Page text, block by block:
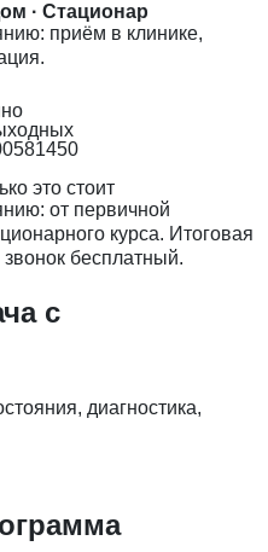
· Стационар
приём в клинике,
это стоит
от первичной
курса. Итоговая
бесплатный.
с
диагностика,